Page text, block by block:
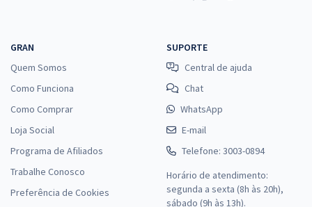
GRAN
Quem Somos
Como Funciona
Como Comprar
Loja Social
Programa de Afiliados
Trabalhe Conosco
Preferência de Cookies
SUPORTE
Central de ajuda
Chat
WhatsApp
E-mail
Telefone: 3003-0894
Horário de atendimento:
segunda a sexta (8h às 20h),
sábado (9h às 13h).